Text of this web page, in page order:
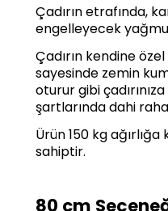
Çadırın etrafında,
engelleyecek
Çadırın kendine
sayesinde zemin
oturur gibi
şartlarında dahi
Ürün 150 kg
sahiptir.
80 cm